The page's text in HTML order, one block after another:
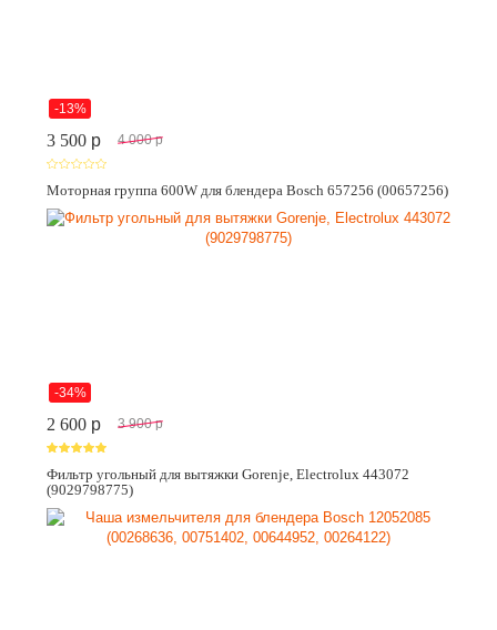
-13%
3 500 p 4 000 p
Моторная группа 600W для блендера Bosch 657256 (00657256)
-34%
2 600 p 3 900 p
Фильтр угольный для вытяжки Gorenje, Electrolux 443072
(9029798775)